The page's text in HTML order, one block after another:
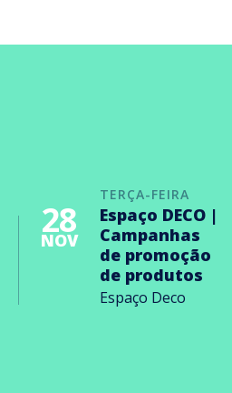
TERÇA-FEIRA
28
NOV
Espaço DECO |
Campanhas
de promoção
de produtos
Espaço Deco